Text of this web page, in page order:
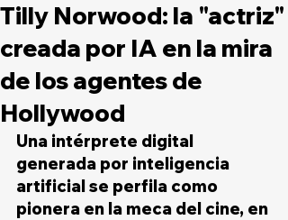
Tilly Norwood: la "actriz"
creada por IA en la mira
de los agentes de
Hollywood
Una intérprete digital
generada por inteligencia
artificial se perfila como
pionera en la meca del cine, en